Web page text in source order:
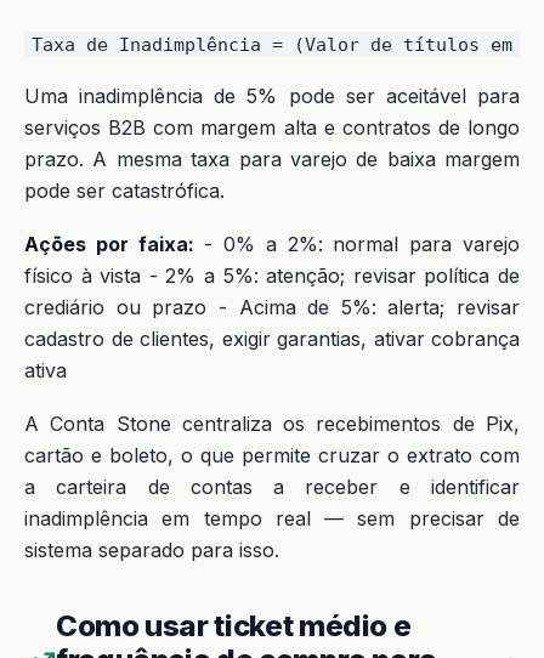
Uma inadimplência de 5% pode ser aceitável para
serviços B2B com margem alta e contratos de longo
prazo. A mesma taxa para varejo de baixa margem
pode ser catastrófica.
Ações por faixa: - 0% a 2%: normal para varejo
físico à vista - 2% a 5%: atenção; revisar política de
crediário ou prazo - Acima de 5%: alerta; revisar
cadastro de clientes, exigir garantias, ativar cobrança
ativa
A Conta Stone centraliza os recebimentos de Pix,
cartão e boleto, o que permite cruzar o extrato com
a carteira de contas a receber e identificar
inadimplência em tempo real — sem precisar de
sistema separado para isso.
Como usar ticket médio e